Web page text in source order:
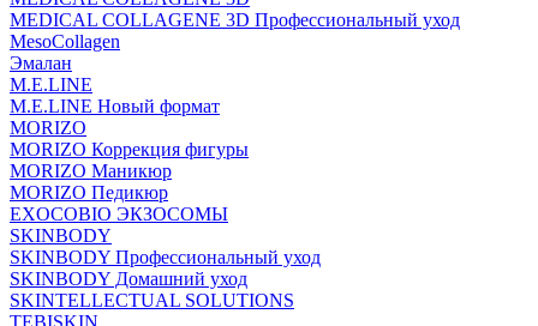
MEDICAL COLLAGENE 3D Профессиональный уход
MesoCollagen
Эмалан
M.E.LINE
M.E.LINE Новый формат
MORIZO
MORIZO Коррекция фигуры
MORIZO Маникюр
MORIZO Педикюр
EXOCOBIO ЭКЗОСОМЫ
SKINBODY
SKINBODY Профессиональный уход
SKINBODY Домашний уход
SKINTELLECTUAL SOLUTIONS
TEBISKIN